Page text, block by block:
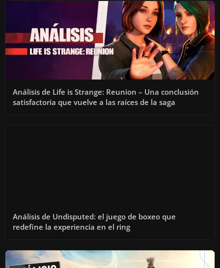
Análisis de Life is Strange: Reunion – Una conclusión
satisfactoria que vuelve a las raíces de la saga
Análisis de Undisputed: el juego de boxeo que
redefine la experiencia en el ring